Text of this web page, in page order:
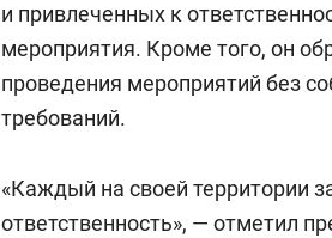
и привлеченных к
мероприятия. Кроме того, он
проведения мероприятий без
требований.
«Каждый на своей территории
ответственность», — отметил